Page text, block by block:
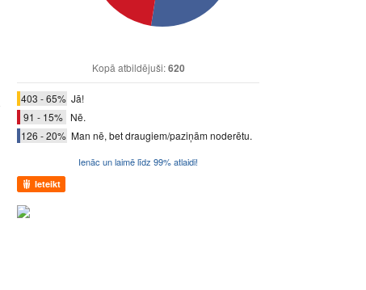
Kopā atbildējuši:620
403 - 65% Jā!
91 - 15% Nē.
126 - 20% Man nē, bet draugiem/paziņām noderētu.
Ienāc un laimē līdz 99% atlaidi!
Ieteikt